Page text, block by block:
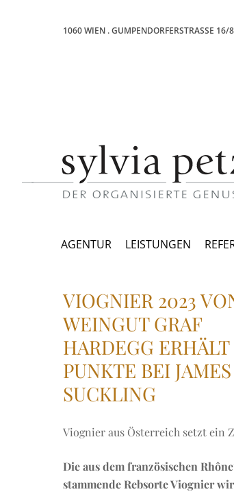
1060 WIEN .GUMPENDORFERSTRASSE 16/8
AGENTUR LEISTUNGEN
VIOGNIER 2023
WEINGUT GRAF
HARDEGG ERHÄLT
PUNKTE BEI JAMES
SUCKLING
Viognier aus Österreich setzt ein
Die aus dem französischen
stammende Rebsorte Viognier